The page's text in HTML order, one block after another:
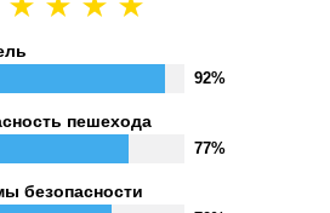
92%
пешехода
77%
безопасности